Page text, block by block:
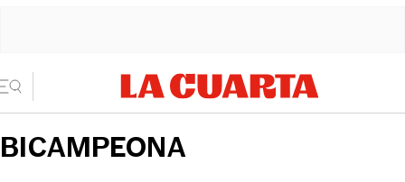
BICAMPEONA